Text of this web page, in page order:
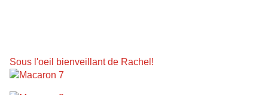
Sous l'oeil bienveillant de Rachel!